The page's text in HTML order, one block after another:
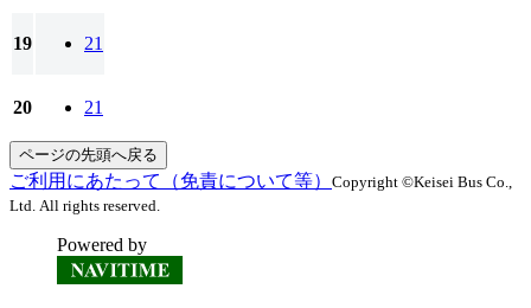
19 21
20 21
ページの先頭へ戻る
ご利用にあたって（免責について等） Copyright ©Keisei Bus Co.,
Ltd. All rights reserved.
Powered by